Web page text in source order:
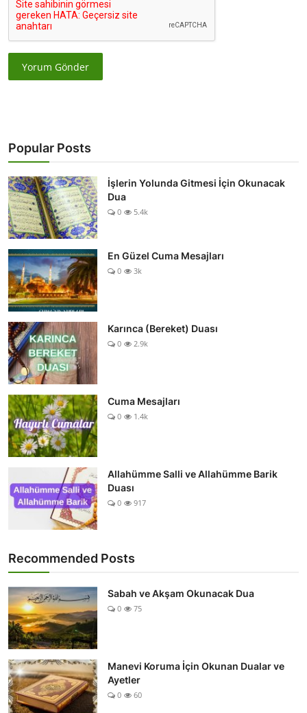
Yorum Gönder
Popular Posts
İşlerin Yolunda Gitmesi İçin Okunacak
Dua
0 5.4k
En Güzel Cuma Mesajları
0 3k
Karınca (Bereket) Duası
0 2.9k
Cuma Mesajları
0 1.4k
Allahümme Salli ve Allahümme Barik
Duası
0 917
Recommended Posts
Sabah ve Akşam Okunacak Dua
0 75
Manevi Koruma İçin Okunan Dualar ve
Ayetler
0 60